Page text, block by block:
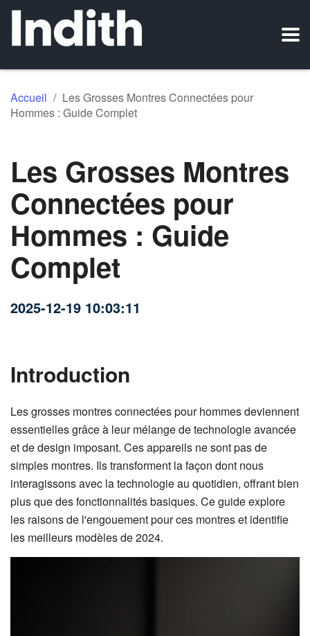
Accueil / Les Grosses Montres Connectées pour
Hommes : Guide Complet
Les Grosses Montres
Connectées pour
Hommes : Guide
Complet
2025-12-19 10:03:11
Introduction
Les grosses montres connectées pour hommes deviennent
essentielles grâce à leur mélange de technologie avancée
et de design imposant. Ces appareils ne sont pas de
simples montres. Ils transforment la façon dont nous
interagissons avec la technologie au quotidien, offrant bien
plus que des fonctionnalités basiques. Ce guide explore
les raisons de l'engouement pour ces montres et identifie
les meilleurs modèles de 2024.